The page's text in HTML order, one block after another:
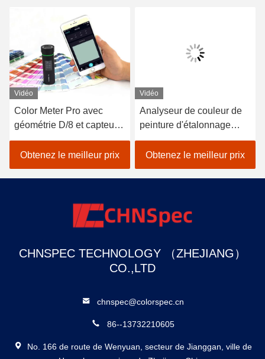
Pro avec
8 et capteur
une
précise
meilleur prix
Analyseur de couleur de
peinture d'étalonnage
automatique de
colorimètre de précision
D/8 SCI LED Delta E
Obtenez le meilleur prix
Répétabilité
CLEDs
transmittance
Benchtop
de la couleur
Obtenez le
CHNSPEC TECHNOLOGY （ZHEJIANG）
CO.,LTD
chnspec@colorspec.cn
86--13732210605
No. 166 de route de Wenyuan, secteur de Jianggan, ville de